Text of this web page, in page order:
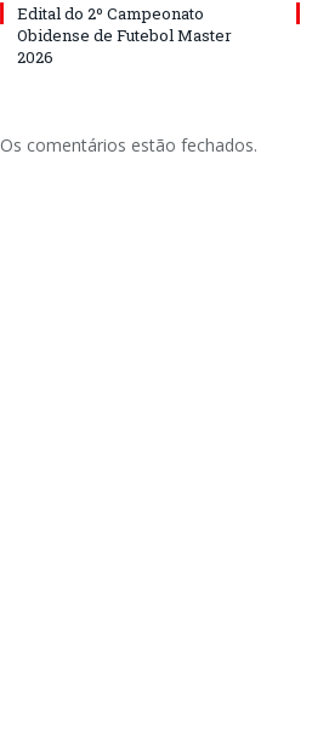
Edital do 2º Campeonato
Obidense de Futebol Master
2026
Os comentários estão fechados.